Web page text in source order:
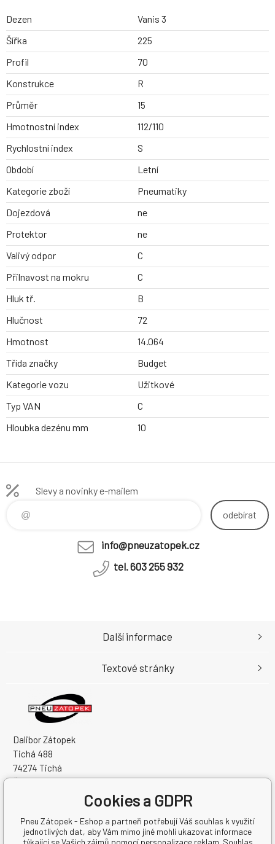
Dezen
Vanis 3
Šířka
225
Profil
70
Konstrukce
R
Průměr
15
Hmotnostní index
112/110
Rychlostní index
S
Období
Letní
Kategorie zboží
Pneumatiky
Dojezdová
ne
Protektor
ne
Valivý odpor
C
Přilnavost na mokru
C
Hluk tř.
B
Hlučnost
72
Hmotnost
14.064
Třída značky
Budget
Kategorie vozu
Užitkové
Typ VAN
C
Hloubka dezénu mm
10
Slevy a novinky e-mailem
odebírat
info@pneuzatopek.cz
tel. 603 255 932
Dalibor Zátopek
Tichá 488
74274 Tichá
Česká Republika
DIČ: CZ7504094994
Další informace
Textové stránky
Cookies a GDPR
Pneu Zátopek - Eshop a partneři potřebují Váš souhlas k využití
jednotlivých dat, aby Vám mimo jiné mohli ukazovat informace
týkající se Vašich zájmů pomocí personalizace reklam. Souhlas